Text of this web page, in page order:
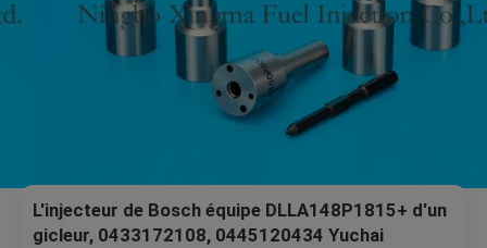
L'injecteur de Bosch équipe DLLA148P1815+ d'un
gicleur, 0433172108, 0445120434 Yuchai